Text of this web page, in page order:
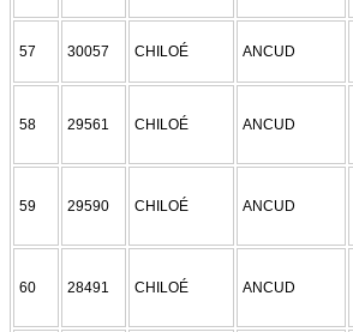
57 30057 CHILOÉ ANCUD
58 29561 CHILOÉ ANCUD
59 29590 CHILOÉ ANCUD
60 28491 CHILOÉ ANCUD